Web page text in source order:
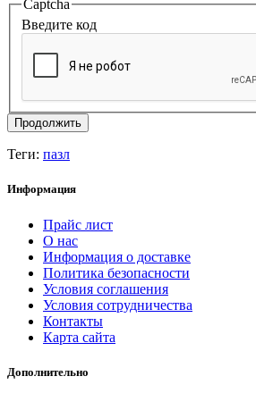
Captcha
Введите код
Продолжить
Теги: пазл
Информация
Прайс лист
О нас
Информация о доставке
Политика безопасности
Условия соглашения
Условия сотрудничества
Контакты
Карта сайта
Дополнительно